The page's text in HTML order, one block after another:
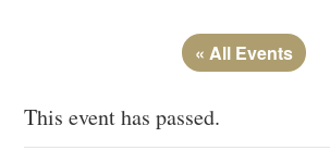
« All Events
This event has passed.